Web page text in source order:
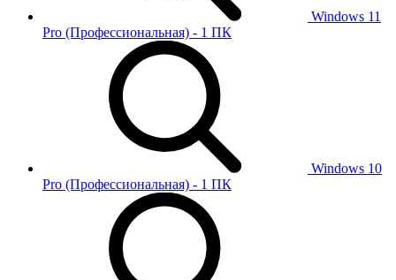
Windows 11
Pro (Профессиональная) - 1 ПК
Windows 10
Pro (Профессиональная) - 1 ПК